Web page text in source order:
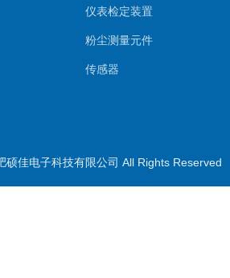
仪表检定装置
粉尘测量元件
传感器
气体检测仪
测量仪
硕佳电子科技有限公司 All Rights